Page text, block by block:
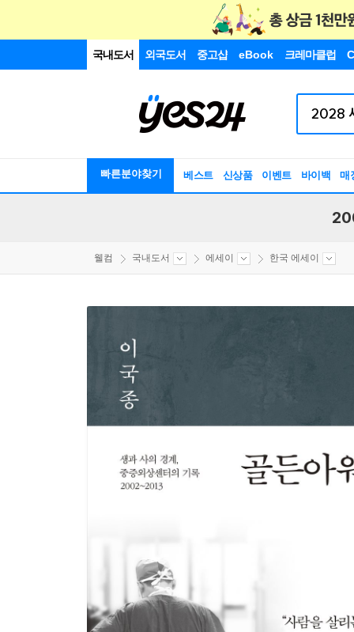
국내도서 외국도서 중고샵 eBook 크레마클럽
빠른분야찾기 베스트 신상품 이벤트 바이백 매
웰컴 국내도서 에세이 한국 에세이